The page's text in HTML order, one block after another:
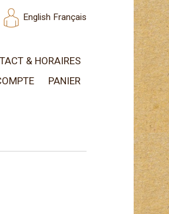
English Français
& HORAIRES
PANIER